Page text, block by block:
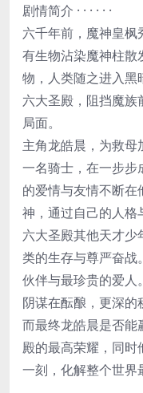
剧情简介 · · · · · ·
六千年前，魔神皇
有生物沾染魔神柱散
物，人类随之进入黑
六大圣殿，阻挡魔
局面。
主角龙皓晨，为救
一名骑士，在一步步
的爱情与友情不断
神，通过自己的人格
六大圣殿其他天才少
类的生存与尊严奋战
伙伴与最珍贵的爱人
阴谋在酝酿，更深的
而最终龙皓晨是否能
殿的最高荣耀，同
一刻，化解整个世界